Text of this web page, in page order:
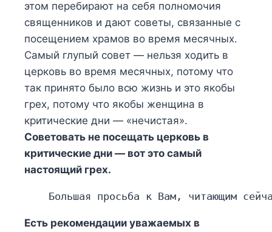
этом перебирают на себя полномочия
священников и дают советы, связанные с
посещением храмов во время месячных.
Самый глупый совет — нельзя ходить в
церковь во время месячных, потому что
так принято было всю жизнь и это якобы
грех, потому что якобы женщина в
критические дни — «нечистая».
Советовать не посещать церковь в
критические дни — вот это самый
настоящий грех.
Большая просьба к Вам, читающим
Есть рекомендации уважаемых в